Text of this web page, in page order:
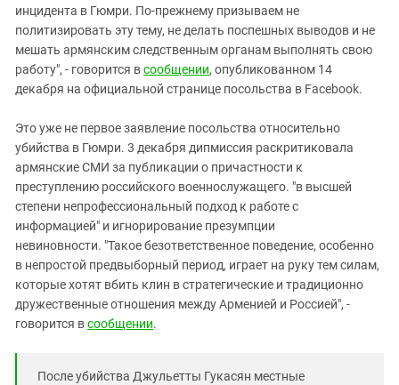
инцидента в Гюмри. По-прежнему призываем не
политизировать эту тему, не делать поспешных выводов и не
мешать армянским следственным органам выполнять свою
работу", - говорится всообщении, опубликованном 14
декабря на официальной странице посольства в Facebook.
Это уже не первое заявление посольства относительно
убийства в Гюмри. 3 декабря дипмиссия раскритиковала
армянские СМИ за публикации о причастности к
преступлению российского военнослужащего. "в высшей
степени непрофессиональный подход к работе с
информацией" и игнорирование презумпции
невиновности. "Такое безответственное поведение, особенно
в непростой предвыборный период, играет на руку тем силам,
которые хотят вбить клин в стратегические и традиционно
дружественные отношения между Арменией и Россией", -
говорится всообщении.
После убийства Джульетты Гукасян местные